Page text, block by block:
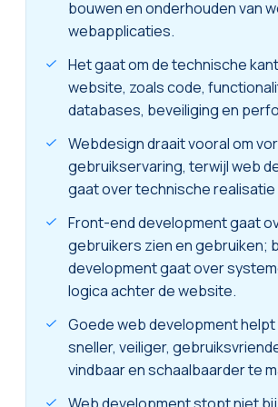
bouwen en onderhouden van
webapplicaties.
Het gaat om de technische
website, zoals code,
databases, beveiliging en
Webdesign draait vooral om
gebruikservaring, terwijl web
gaat over technische realisatie
Front-end development gaat
gebruikers zien en gebruiken;
development gaat over
logica achter de website.
Goede web development
sneller, veiliger,
vindbaar en schaalbaarder te